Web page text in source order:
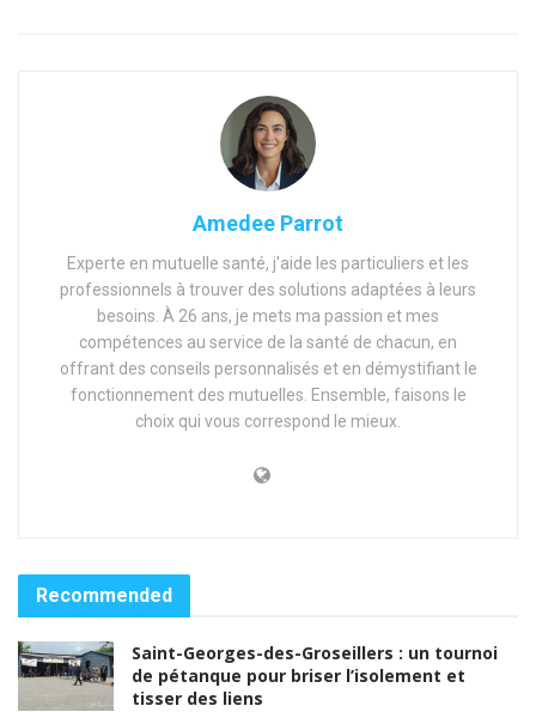
Amedee Parrot
Experte en mutuelle santé, j'aide les particuliers et les
professionnels à trouver des solutions adaptées à leurs
besoins. À 26 ans, je mets ma passion et mes
compétences au service de la santé de chacun, en
offrant des conseils personnalisés et en démystifiant le
fonctionnement des mutuelles. Ensemble, faisons le
choix qui vous correspond le mieux.
Recommended
Saint-Georges-des-Groseillers : un tournoi
de pétanque pour briser l’isolement et
tisser des liens